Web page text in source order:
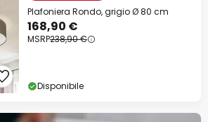
Plafoniera Rondo, grigio Ø 80 cm
168,90 €
MSRP238,90 €
Disponibile